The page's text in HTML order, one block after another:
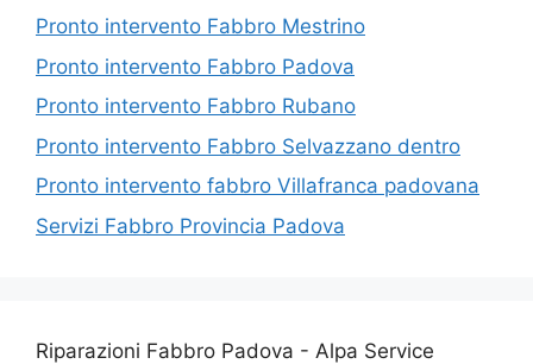
Pronto intervento Fabbro Mestrino
Pronto intervento Fabbro Padova
Pronto intervento Fabbro Rubano
Pronto intervento Fabbro Selvazzano dentro
Pronto intervento fabbro Villafranca padovana
Servizi Fabbro Provincia Padova
Riparazioni Fabbro Padova - Alpa Service